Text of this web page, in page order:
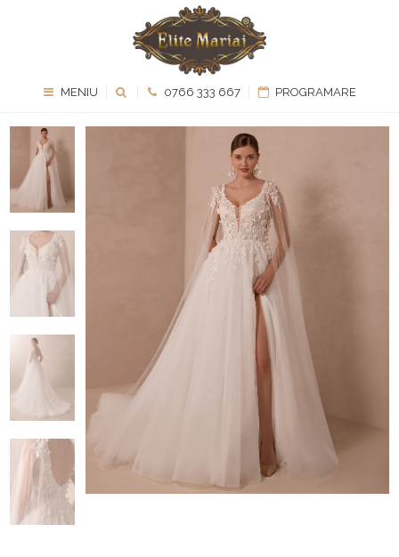
MENIU 0766 333 667 PROGRAMARE